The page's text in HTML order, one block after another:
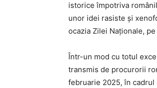
istorice împotriva
unor idei rasiste și
ocazia Zilei Naționale,
Într-un mod cu totul
transmis de procurorii
februarie 2025, în